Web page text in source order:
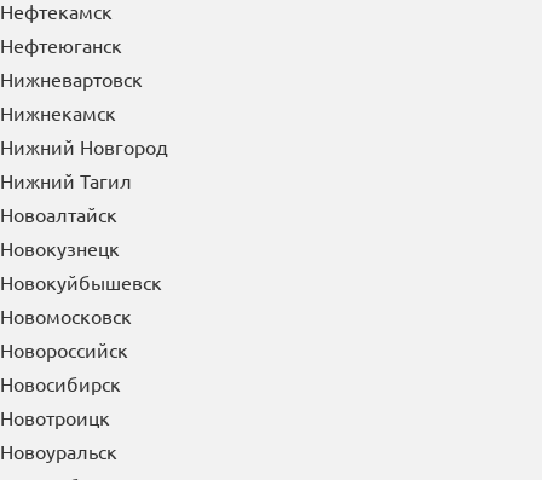
Нерюнгри
Нефтекамск
Нефтеюганск
Нижневартовск
Нижнекамск
Нижний Новгород
Нижний Тагил
Новоалтайск
Новокузнецк
Новокуйбышевск
Новомосковск
Новороссийск
Новосибирск
Новотроицк